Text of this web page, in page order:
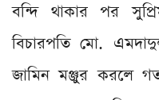
বন্দি থাকার পর
বিচারপতি মো.
জামিন মঞ্জুর করলে